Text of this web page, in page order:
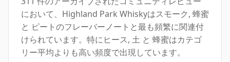
において、Highland Park Whiskyはスモーク, 蜂蜜
と ピートのフレーバーノートと最も頻繁に関連付
けられています。特にヒース, 土 と 蜂蜜はカテゴ
リー平均よりも高い頻度で出現しています。